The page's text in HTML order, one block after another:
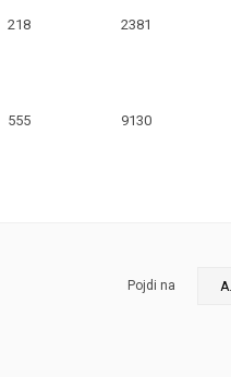
218 2381
555 9130
Pojdi na